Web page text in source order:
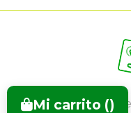
Todos los
Mi carrito ()